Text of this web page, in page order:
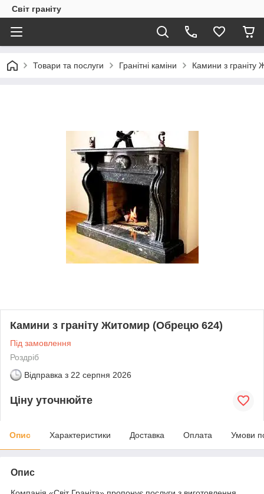
Світ граніту
Товари та послуги Гранітні каміни Камини з
Камини з граніту Житомир (Обрецю 624)
Під замовлення
Роздріб
Відправка з 22 серпня 2026
Ціну уточнюйте
Опис Характеристики Доставка Оплата Умови
Опис